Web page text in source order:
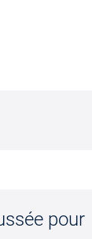
pour